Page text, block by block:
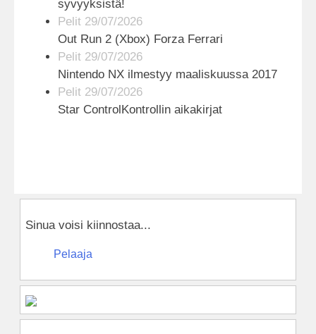
syvyyksistä!
Pelit 29/07/2026
Out Run 2 (Xbox) Forza Ferrari
Pelit 29/07/2026
Nintendo NX ilmestyy maaliskuussa 2017
Pelit 29/07/2026
Star ControlKontrollin aikakirjat
Sinua voisi kiinnostaa...
Pelaaja